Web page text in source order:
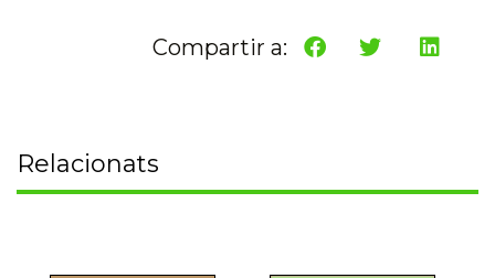
Compartir a:
Relacionats